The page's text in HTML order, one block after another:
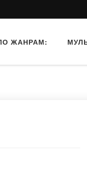
ЖАНРАМ: